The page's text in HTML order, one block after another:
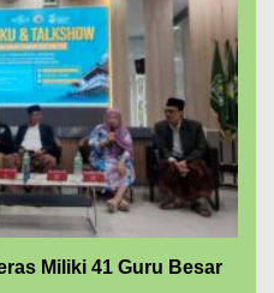
Miliki 41 Guru Besar